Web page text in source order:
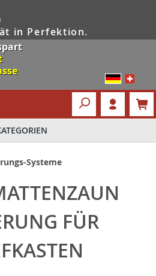
in Perfektion.
Systeme
FÜR